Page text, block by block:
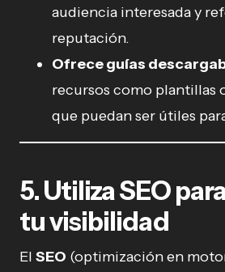
audiencia interesada y
reputación.
Ofrece guías
recursos como plantillas
que puedan ser útiles
5. Utiliza SEO
tu visibilidad
El SEO (optimización en